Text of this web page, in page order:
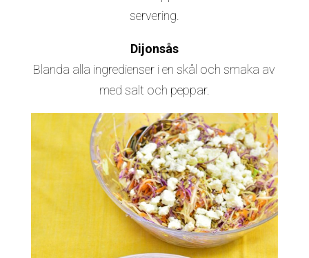
servering.
Dijonsås
Blanda alla ingredienser i en skål och smaka av
med salt och peppar.